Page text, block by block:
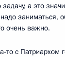
а это
заниматься,
очень важно.
то с Патриархом